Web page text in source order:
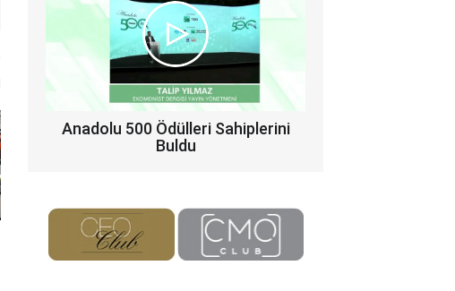
Anadolu 500 Ödülleri Sahiplerini
Buldu